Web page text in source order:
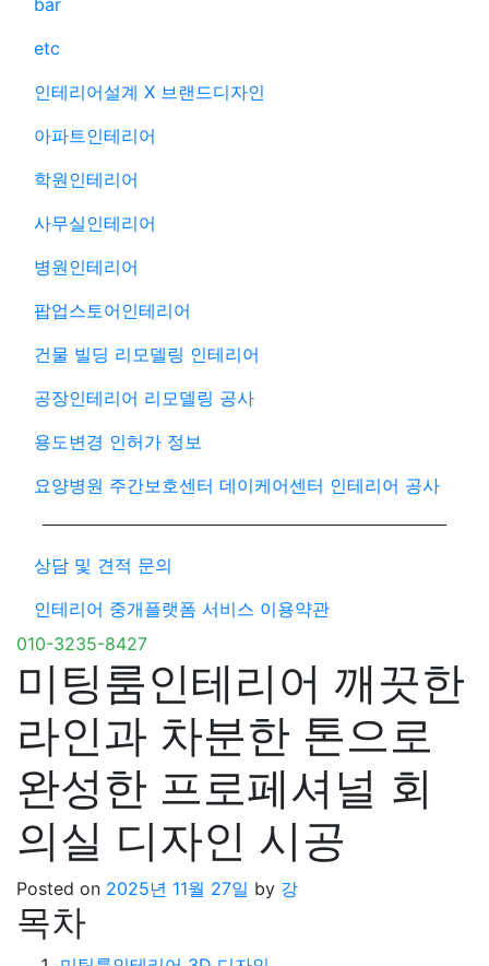
bar
etc
인테리어설계 X 브랜드디자인
아파트인테리어
학원인테리어
사무실인테리어
병원인테리어
팝업스토어인테리어
건물 빌딩 리모델링 인테리어
공장인테리어 리모델링 공사
용도변경 인허가 정보
요양병원 주간보호센터 데이케어센터 인테리어 공사
상담 및 견적 문의
인테리어 중개플랫폼 서비스 이용약관
010-3235-8427
미팅룸인테리어 깨끗한
라인과 차분한 톤으로
완성한 프로페셔널 회
의실 디자인 시공
Posted on 2025년 11월 27일 by 강
목차